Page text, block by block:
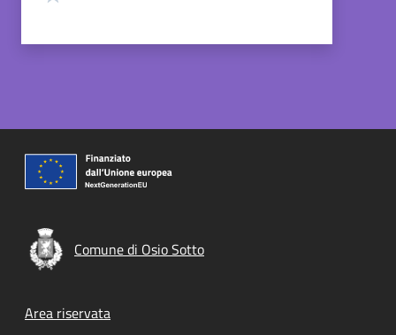
Comune di Osio Sotto
Footer menu
Area riservata